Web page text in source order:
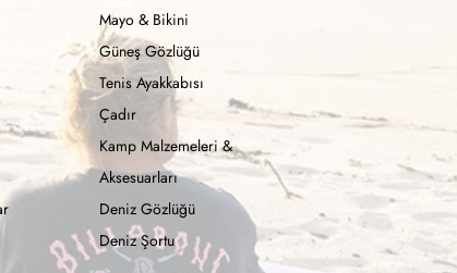
Mayo & Bikini
Güneş Gözlüğü
Tenis Ayakkabısı
Çadır
Kamp Malzemeleri &
Aksesuarları
Deniz Gözlüğü
Deniz Şortu